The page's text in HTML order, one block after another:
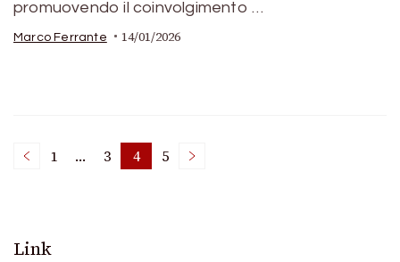
promuovendo il coinvolgimento …
Marco Ferrante 14/01/2026
Posts
Page
1 … Page
3 Page
4 Page
5
Link